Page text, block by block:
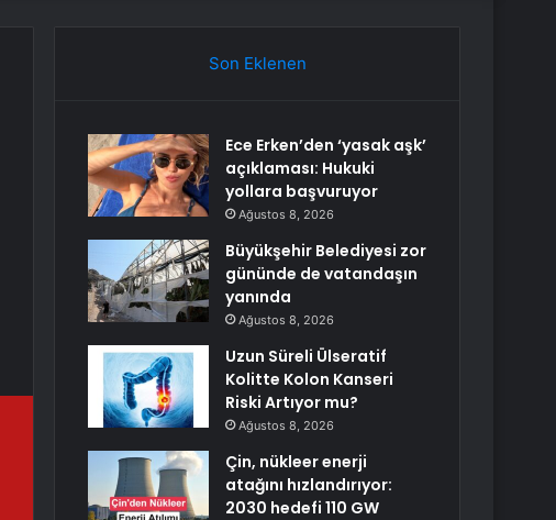
Son Eklenen
Ece Erken’den ‘yasak aşk’
açıklaması: Hukuki
yollara başvuruyor
Ağustos 8, 2026
Büyükşehir Belediyesi zor
gününde de vatandaşın
yanında
Ağustos 8, 2026
Uzun Süreli Ülseratif
Kolitte Kolon Kanseri
Riski Artıyor mu?
Ağustos 8, 2026
Çin, nükleer enerji
atağını hızlandırıyor:
2030 hedefi 110 GW